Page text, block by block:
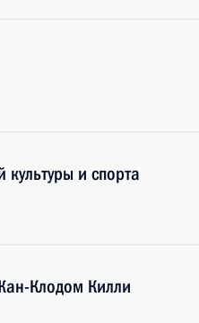
и спорта
Клодом Килли